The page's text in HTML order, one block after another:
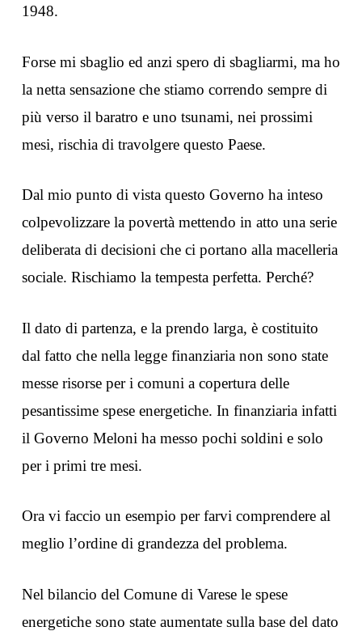
1948.
Forse mi sbaglio ed anzi spero di sbagliarmi, ma ho
la netta sensazione che stiamo correndo sempre di
più verso il baratro e uno tsunami, nei prossimi
mesi, rischia di travolgere questo Paese.
Dal mio punto di vista questo Governo ha inteso
colpevolizzare la povertà mettendo in atto una serie
deliberata di decisioni che ci portano alla macelleria
sociale. Rischiamo la tempesta perfetta. Perché?
Il dato di partenza, e la prendo larga, è costituito
dal fatto che nella legge finanziaria non sono state
messe risorse per i comuni a copertura delle
pesantissime spese energetiche. In finanziaria infatti
il Governo Meloni ha messo pochi soldini e solo
per i primi tre mesi.
Ora vi faccio un esempio per farvi comprendere al
meglio l’ordine di grandezza del problema.
Nel bilancio del Comune di Varese le spese
energetiche sono state aumentate sulla base del dato